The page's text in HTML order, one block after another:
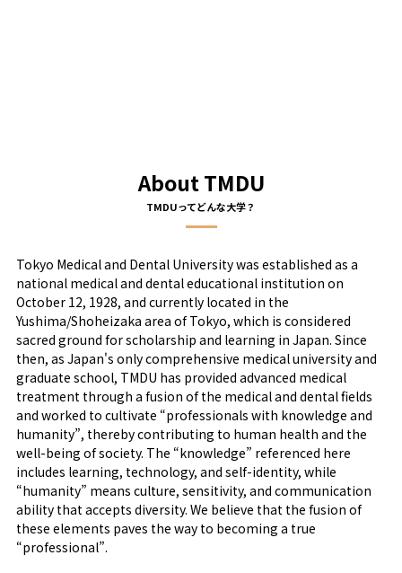
About TMDU
Tokyo Medical and Dental University was established as a
national medical and dental educational institution on
October 12, 1928, and currently located in the
Yushima/Shoheizaka area of Tokyo, which is considered
sacred ground for scholarship and learning in Japan. Since
then, as Japan's only comprehensive medical university and
graduate school, TMDU has provided advanced medical
treatment through a fusion of the medical and dental fields
and worked to cultivate “professionals with knowledge and
humanity”, thereby contributing to human health and the
well-being of society. The “knowledge” referenced here
includes learning, technology, and self-identity, while
“humanity” means culture, sensitivity, and communication
ability that accepts diversity. We believe that the fusion of
these elements paves the way to becoming a true
“professional”.